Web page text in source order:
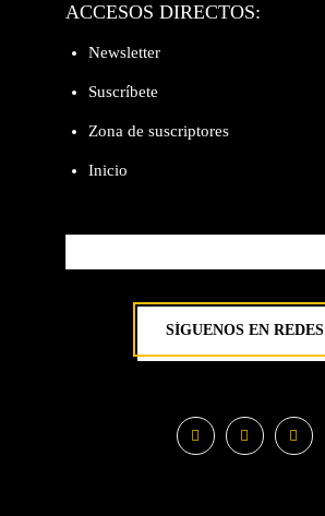
ACCESOS DIRECTOS:
Newsletter
Suscríbete
Zona de suscriptores
Inicio
SÍGUENOS EN REDES